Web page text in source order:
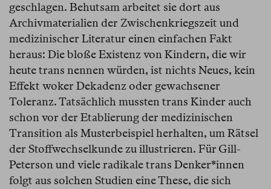
geschlagen. Behutsam arbeitet sie dort aus
Archivmaterialien der Zwischenkriegszeit und
medizinischer Literatur einen einfachen Fakt
heraus: Die bloße Existenz von Kindern, die wir
heute trans nennen würden, ist nichts Neues, kein
Effekt woker Dekadenz oder gewachsener
Toleranz. Tatsächlich mussten trans Kinder auch
schon vor der Etablierung der medizinischen
Transition als Musterbeispiel herhalten, um Rätsel
der Stoffwechselkunde zu illustrieren. Für Gill-
Peterson und viele radikale trans Denker*innen
folgt aus solchen Studien eine These, die sich